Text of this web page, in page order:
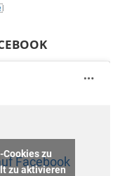
Facebook
zu
zu aktivieren